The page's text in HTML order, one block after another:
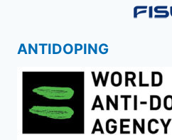
ANTIDOPING